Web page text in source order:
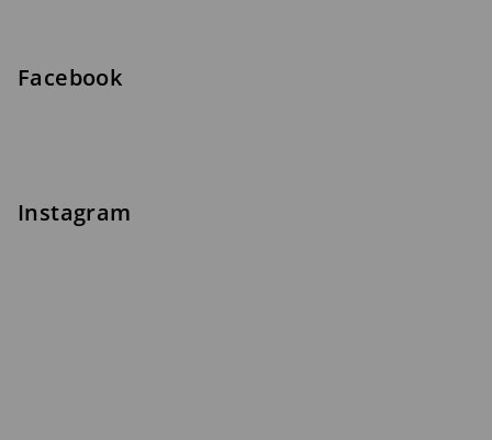
Facebook
Instagram